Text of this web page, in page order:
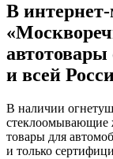
В
и всей
В наличии
стеклоомывающие
товары для
и только